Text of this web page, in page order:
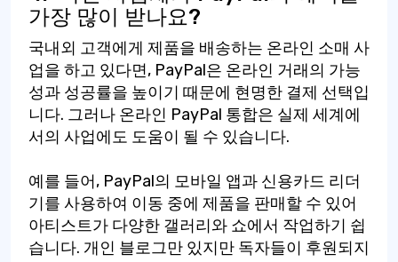
가장 많이 받나요?
국내외 고객에게 제품을 배송하는 온라인 소매 사
업을 하고 있다면, PayPal은 온라인 거래의 가능
성과 성공률을 높이기 때문에 현명한 결제 선택입
니다. 그러나 온라인 PayPal 통합은 실제 세계에
서의 사업에도 도움이 될 수 있습니다.
예를 들어, PayPal의 모바일 앱과 신용카드 리더
기를 사용하여 이동 중에 제품을 판매할 수 있어
아티스트가 다양한 갤러리와 쇼에서 작업하기 쉽
습니다. 개인 블로그만 있지만 독자들이 후원되지